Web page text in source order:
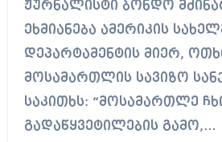
დესტაბილიზაციას
საქართველოში
ჟურნალისტი ბონდო მძინარაშვილი
ეხმიანება ამერიკის
დეპარტამენტის მიერ,
მოსამართლის სავიზო
საკითხს: “მოსამართლე
გადაწყვეტილების გამო,…